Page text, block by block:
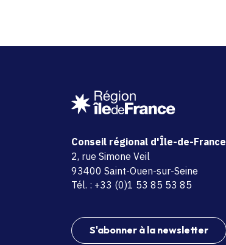
Conseil régional d'Île-de-France
adresse
2, rue Simone Veil
code postal et commune
93400 Saint-Ouen-sur-Seine
Tél. : +33 (0)1 53 85 53 85
S'abonner à la newsletter